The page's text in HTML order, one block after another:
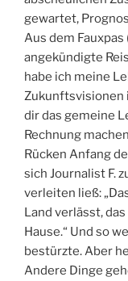
gewartet,
Aus dem
angekündigte
habe ich meine
Zukunftsvisionen
dir das gemeine
Rechnung
Rücken Anfang
sich Journalist F.
verleiten ließ:
Land verlässt,
Hause.“ Und so
bestürzte. Aber
Andere Dinge